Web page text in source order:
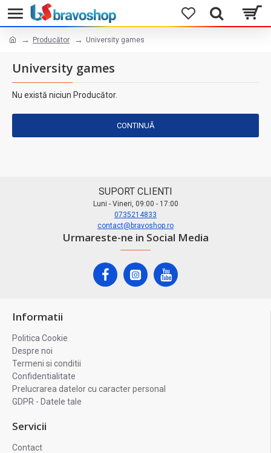
Producător University games
University games
Nu există niciun Producător.
CONTINUĂ
SUPORT CLIENTI
Luni - Vineri, 09:00 - 17:00
0735214833
contact@bravoshop.ro
Urmareste-ne in Social Media
Informatii
Politica Cookie
Despre noi
Termeni si conditii
Confidentialitate
Prelucrarea datelor cu caracter personal
GDPR - Datele tale
Servicii
Contact